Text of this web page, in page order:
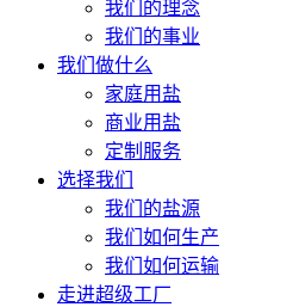
我们的理念
我们的事业
我们做什么
家庭用盐
商业用盐
定制服务
选择我们
我们的盐源
我们如何生产
我们如何运输
走进超级工厂